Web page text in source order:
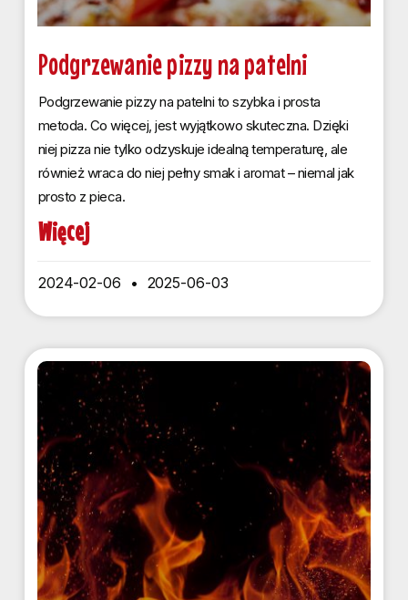
Podgrzewanie pizzy na patelni
Podgrzewanie pizzy na patelni to szybka i prosta
metoda. Co więcej, jest wyjątkowo skuteczna. Dzięki
niej pizza nie tylko odzyskuje idealną temperaturę, ale
również wraca do niej pełny smak i aromat – niemal jak
prosto z pieca.
Więcej
2024-02-06 2025-06-03